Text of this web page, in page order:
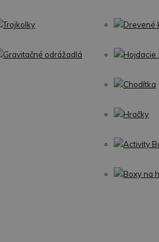
Trojkolky
Gravitačné odrážadlá
Drevené
Hojdacie
Chodítka
Hračky
Activity
Boxy na